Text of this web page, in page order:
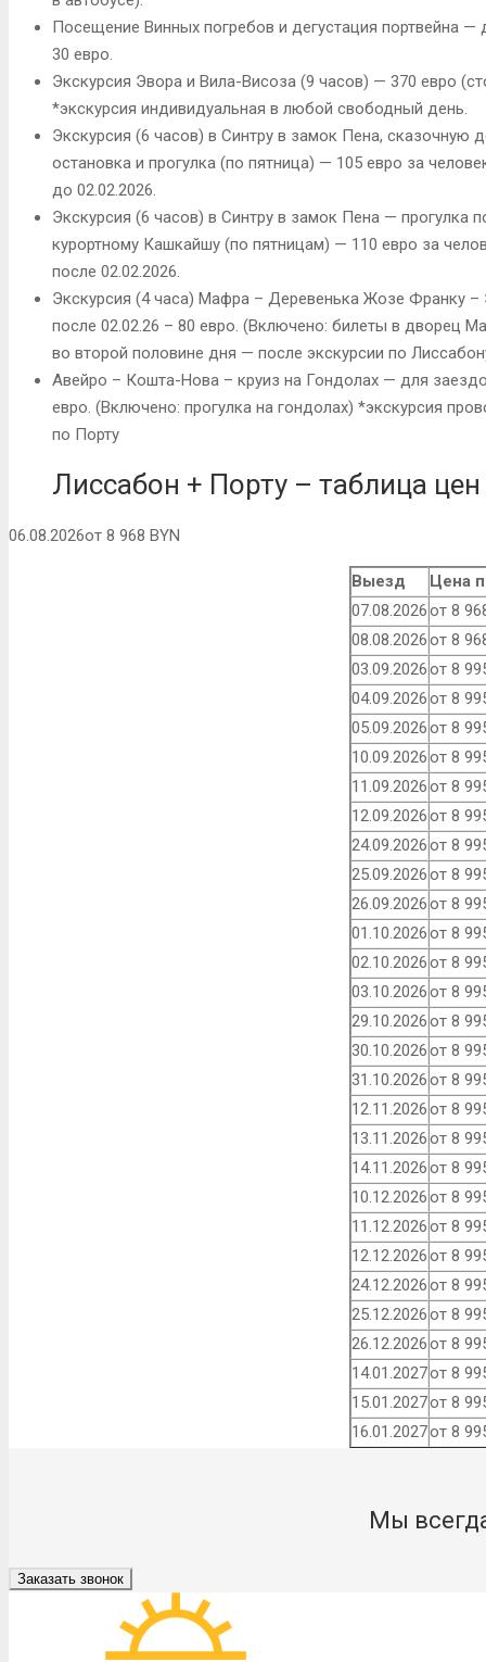
Посещение Винных погребов и дегустация портвейна —
30 евро.
Экскурсия Эвора и Вила-Висоза (9 часов) — 370 евро
*экскурсия индивидуальная в любой свободный день.
Экскурсия (6 часов) в Синтру в замок Пена,
остановка и прогулка (по пятница) — 105 евро за
до 02.02.2026.
Экскурсия (6 часов) в Синтру в замок Пена — прогулка
курортному Кашкайшу (по пятницам) — 110 евро за
после 02.02.2026.
Экскурсия (4 часа) Мафра – Деревенька Жозе Франку
после 02.02.26 – 80 евро. (Включено: билеты в дворец
во второй половине дня — после экскурсии по
Авейро – Кошта-Нова – круиз на Гондолах — для
евро. (Включено: прогулка на гондолах) *экскурсия
по Порту
Лиссабон + Порту – таблица цен
06.08.2026от 8 968 BYN
Выезд
Цена
07.08.2026от 8
08.08.2026от 8
03.09.2026от 8
04.09.2026от 8
05.09.2026от 8
10.09.2026от 8
11.09.2026от 8
12.09.2026от 8
24.09.2026от 8
25.09.2026от 8
26.09.2026от 8
01.10.2026от 8
02.10.2026от 8
03.10.2026от 8
29.10.2026от 8
30.10.2026от 8
31.10.2026от 8
12.11.2026от 8
13.11.2026от 8
14.11.2026от 8
10.12.2026от 8
11.12.2026от 8
12.12.2026от 8
24.12.2026от 8
25.12.2026от 8
26.12.2026от 8
14.01.2027от 8
15.01.2027от 8
16.01.2027от 8
Мы
Заказать звонок